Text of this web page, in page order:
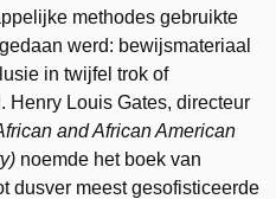
methodes gebruikte
gedaan werd: bewijsmateriaal
in twijfel trok of
Henry Louis Gates, directeur
and African American
noemde het boek van
dusver meest gesofisticeerde